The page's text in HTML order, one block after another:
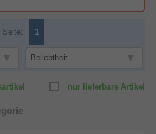
Seite: 1
nur lieferbare Artikel